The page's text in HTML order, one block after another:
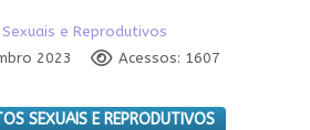
e Reprodutivos
2023
Acessos: 1607
SEXUAIS E REPRODUTIVOS